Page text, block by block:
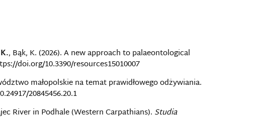
, Bąk, K. (2026). A new approach to palaeontological
doi.org/10.3390/resources15010007
małopolskie na temat prawidłowego odżywiania.
20845456.20.1
River in Podhale (Western Carpathians). Studia